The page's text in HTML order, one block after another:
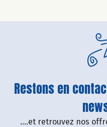
Restons en
....et retrouvez nos